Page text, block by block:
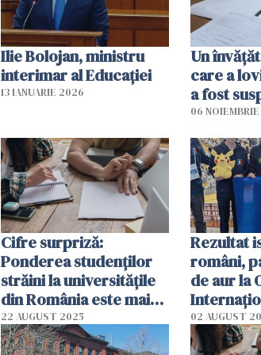
Ilie Bolojan, ministru
interimar al Educaţiei
13 IANUARIE 2026
Un
care a
a fost
06
Cifre surpriză:
Ponderea studenţilor
străini la universităţile
din România este mai
mare decât în Italia şi
Spania
22 AUGUST 2025
Rezultat
români,
de aur la
02 AUGUST